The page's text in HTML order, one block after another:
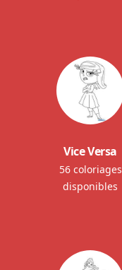
Vice Versa
56 coloriages
disponibles